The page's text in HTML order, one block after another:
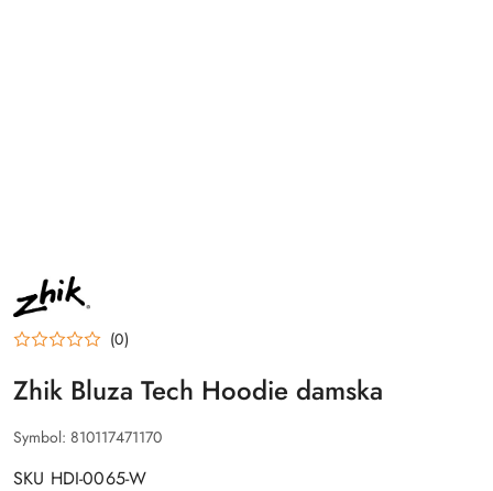
NAZWA
PRODUCENTA:
ZHIK
(0)
Zhik Bluza Tech Hoodie damska
Symbol: 810117471170
SKU HDI-0065-W